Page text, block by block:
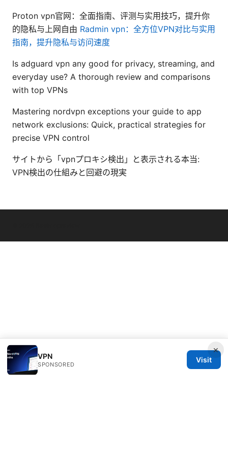
Proton vpn官网：全面指南、评测与实用技巧，提升你
的隐私与上网自由 Radmin vpn：全方位VPN对比与实用
指南，提升隐私与访问速度
Is adguard vpn any good for privacy, streaming, and
everyday use? A thorough review and comparisons
with top VPNs
Mastering nordvpn exceptions your guide to app
network exclusions: Quick, practical strategies for
precise VPN control
サイトから「vpnプロキシ検出」と表示される本当:
VPN検出の仕組みと回避の現実
×
VPN
SPONSORED
Visit